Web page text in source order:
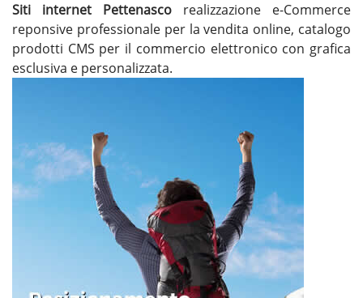
Siti internet Pettenasco realizzazione e-Commerce
reponsive professionale per la vendita online, catalogo
prodotti CMS per il commercio elettronico con grafica
esclusiva e personalizzata.